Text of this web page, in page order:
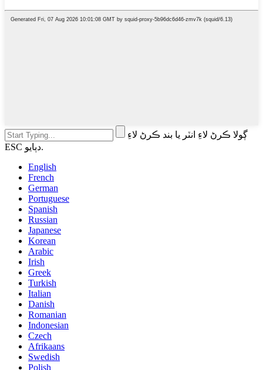
ڳولا ڪرڻ لاءِ انٽر يا بند ڪرڻ لاءِ
ESC دٻايو.
English
French
German
Portuguese
Spanish
Russian
Japanese
Korean
Arabic
Irish
Greek
Turkish
Italian
Danish
Romanian
Indonesian
Czech
Afrikaans
Swedish
Polish